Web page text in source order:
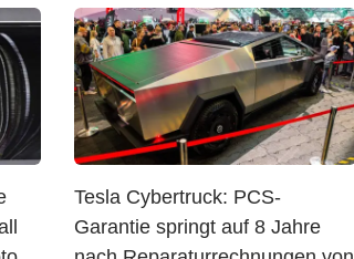
Tesla Cybertruck: PCS-
Garantie springt auf 8 Jahre